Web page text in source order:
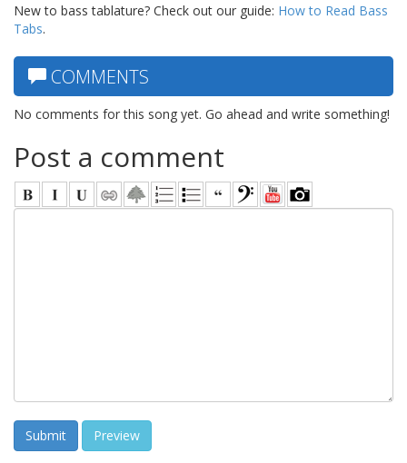
New to bass tablature? Check out our guide: How to Read Bass
Tabs.
COMMENTS
No comments for this song yet. Go ahead and write something!
Post a comment